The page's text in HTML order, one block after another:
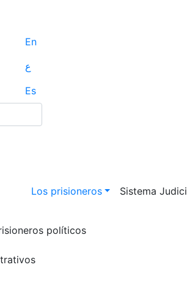
En
ع
Es
Main navigation
Los prisioneros
Sistema
políticos